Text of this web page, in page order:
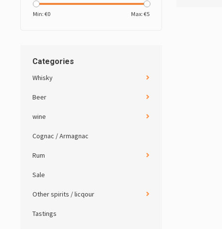
Min: €0 Max: €5
Categories
Whisky
Beer
wine
Cognac / Armagnac
Rum
Sale
Other spirits / licqour
Tastings